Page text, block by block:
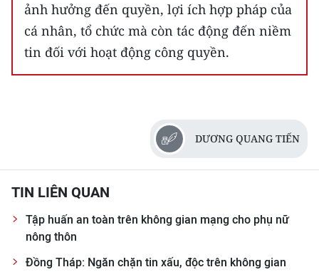
ảnh hưởng đến quyền, lợi ích hợp pháp của
cá nhân, tổ chức mà còn tác động đến niềm
tin đối với hoạt động công quyền.
DƯƠNG QUANG TIẾN
TIN LIÊN QUAN
Tập huấn an toàn trên không gian mạng cho phụ nữ
nông thôn
Đồng Tháp: Ngăn chặn tin xấu, độc trên không gian